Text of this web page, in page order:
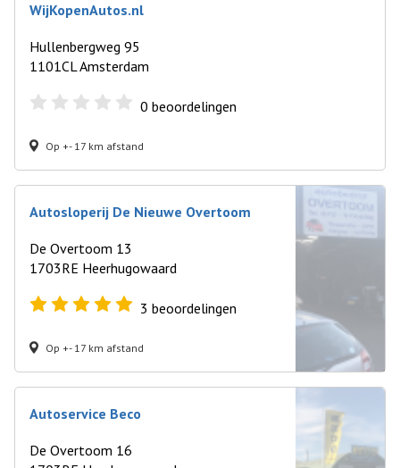
WijKopenAutos.nl
Hullenbergweg 95
1101CL Amsterdam
0 beoordelingen
Op +- 17 km afstand
Autosloperij De Nieuwe Overtoom
De Overtoom 13
1703RE Heerhugowaard
3 beoordelingen
Op +- 17 km afstand
Autoservice Beco
De Overtoom 16